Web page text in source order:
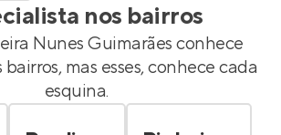
nos bairros
Nunes Guimarãesconhece
mas esses, conhece cada
esquina.